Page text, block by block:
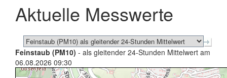
schließen
Aktuelle Messwerte
Feinstaub (PM10) - als gleitender 24-Stunden Mittelwert am
06.08.2026 09:30